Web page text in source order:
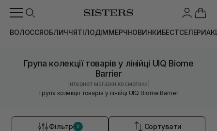
ВОЛОССЯОБЛИЧЧЯТІЛОДІММЕРЧНОВИНКИБЕСТСЕЛЕРИ
Група колекції товарів у лінійці UIQ Biome
Barrier
Інтернет магазин косметики
Група колекції товарів у лінійці UIQ Biome Barrier
Фільтр 2 Сортувати